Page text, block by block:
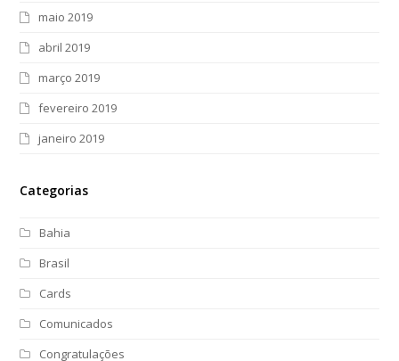
maio 2019
abril 2019
março 2019
fevereiro 2019
janeiro 2019
Categorias
Bahia
Brasil
Cards
Comunicados
Congratulações